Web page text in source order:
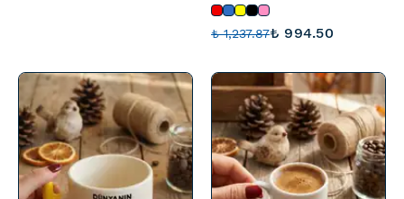
₺ 1,237.87₺ 994.50